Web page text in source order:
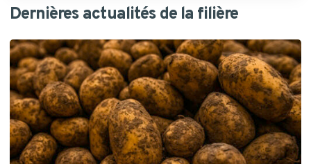
Dernières actualités de la filière